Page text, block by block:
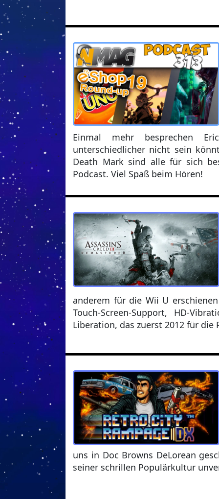
Einmal mehr besprechen
unterschiedlicher nicht sein
Death Mark sind alle für sich
Podcast. Viel Spaß beim Hören!
anderem für die Wii U
Touch-Screen-Support, HD-
Liberation, das zuerst 2012 für
uns in Doc Browns DeLorean
seiner schrillen Populärkultur